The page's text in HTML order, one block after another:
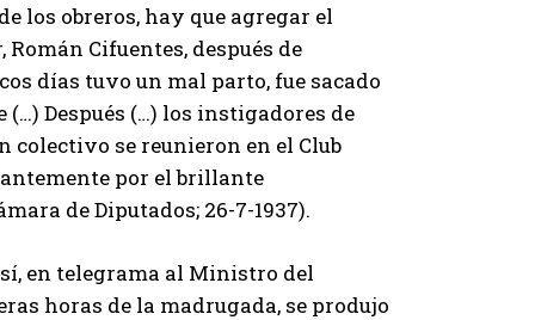
los obreros, hay que agregar el
Cifuentes, después de
días tuvo un mal parto, fue sacado
Después (…) los instigadores de
colectivo se reunieron en el Club
por el brillante
de Diputados; 26-7-1937).
en telegrama al Ministro del
horas de la madrugada, se produjo